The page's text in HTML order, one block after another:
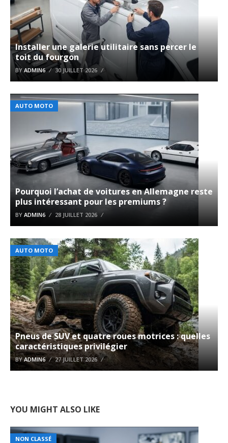
Installer une galerie utilitaire sans percer le
toit du fourgon
BY ADMIN6 30 JUILLET 2026
AUTO MOTO
Pourquoi l’achat de voitures en Allemagne reste
plus intéressant pour les premiums ?
BY ADMIN6 28 JUILLET 2026
AUTO MOTO
Pneus de SUV et quatre roues motrices : quelles
caractéristiques privilégier
BYADMIN6 27 JUILLET 2026
YOU MIGHT ALSO LIKE
NON CLASSÉ